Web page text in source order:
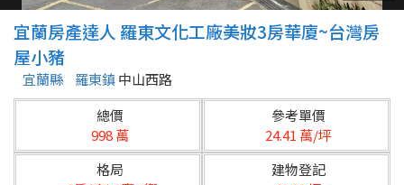
縣市
台北市
基隆市
新北市
區域
宜蘭房產達人 羅東文化工廠美妝3房華廈~台灣房
屋小豬
宜蘭縣 羅東鎮中山西路
總價
998 萬
參考單價
24.41 萬/坪
格局
建物登記